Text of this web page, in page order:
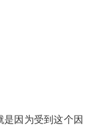
因为受到这个因